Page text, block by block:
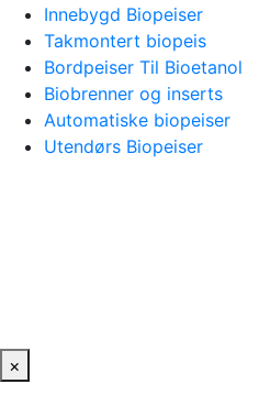
Innebygd Biopeiser
Takmontert biopeis
Bordpeiser Til Bioetanol
Biobrenner og inserts
Automatiske biopeiser
Utendørs Biopeiser
×